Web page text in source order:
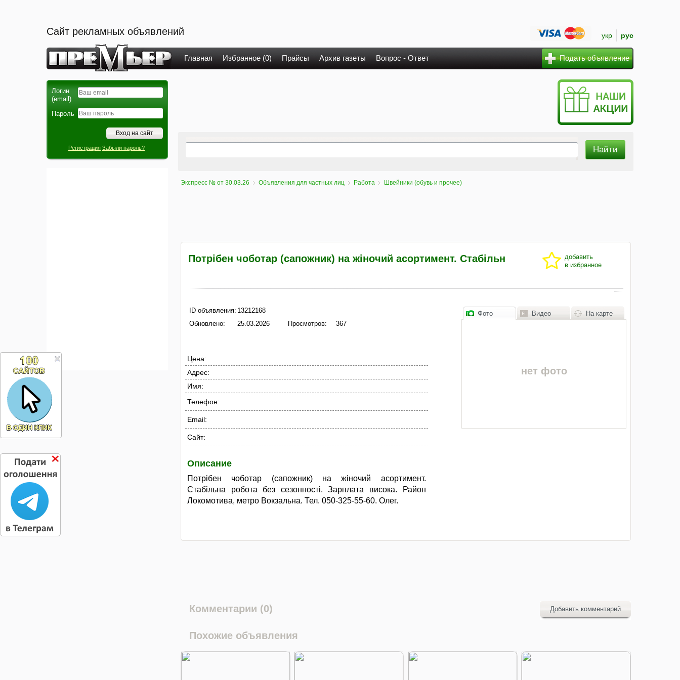
Сайт рекламных объявлений укр рус
Главная Избранное (0) Прайсы Архив газеты Вопрос - Ответ Подать объявление
Логин
(email)
Пароль
Регистрация Забыли пароль?
Экспресс № от 30.03.26 Объявления для частных лиц Работа Швейники (обувь и прочее)
Потрібен чоботар (сапожник) на жіночий асортимент. Стабільн
добавить
в избранное
ID объявления: 13212168
Обновлено:
25.03.2026 Просмотров: 367
Цена:
Адрес:
Имя:
Телефон:
Email:
Сайт:
Описание
Потрібен чоботар (сапожник) на жіночий асортимент.
Стабільна робота без сезонності. Зарплата висока. Район
Локомотива, метро Вокзальна. Тел. 050-325-55-60. Олег.
Фото Видео На карте
нет фото
Комментарии (0) Добавить комментарий
Похожие объявления